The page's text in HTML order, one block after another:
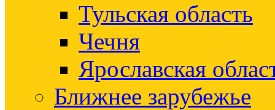
Тульская область
Чечня
Ярославская
Ближнее зарубежье